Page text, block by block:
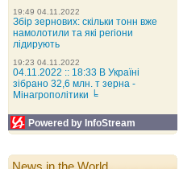
19:49 04.11.2022
Збір зернових: скільки тонн вже
намолотили та які регіони
лідирують
19:23 04.11.2022
04.11.2022 :: 18:33 В Україні
зібрано 32,6 млн. т зерна -
Мінагрополітики ╘
Powered by InfoStream
News in the World